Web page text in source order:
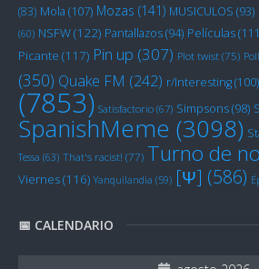
(83) Mola (107) Mozas (141) MUSICULOS (93)
(60) NSFW(122) Pantallazos(94) Películas
Picante (117) Pin up (307) Plot twist (75)
(350) Quake FM (242) r/Interesting(100)
(7853) Satisfactorio (67) Simpsons(98)
SpanishMeme (3098)
Tessa (63) That's racist! (77) Turno de
Viernes(116) Yanquilandia (59) [Ψ] (586)
📅 CALENDARIO